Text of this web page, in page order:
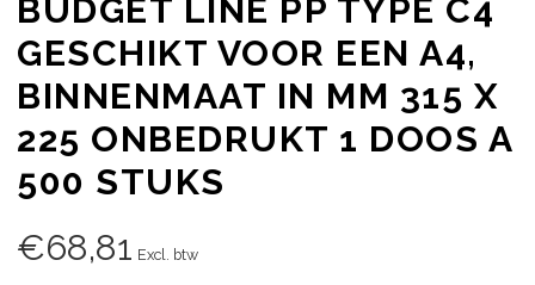
BUDGET LINE PP TYPE C4
GESCHIKT VOOR EEN A4,
BINNENMAAT IN MM 315 X
225 ONBEDRUKT 1 DOOS A
500 STUKS
€68,81 Excl. btw